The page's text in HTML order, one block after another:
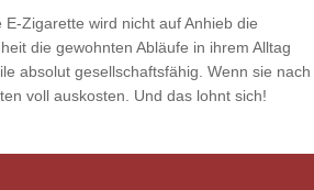
Zigarette wird nicht auf Anhieb die
die gewohnten Abläufe in ihrem Alltag
absolut gesellschaftsfähig. Wenn sie nach
voll auskosten. Und das lohnt sich!